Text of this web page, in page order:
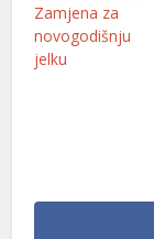
Zamjena za
novogodišnju
jelku